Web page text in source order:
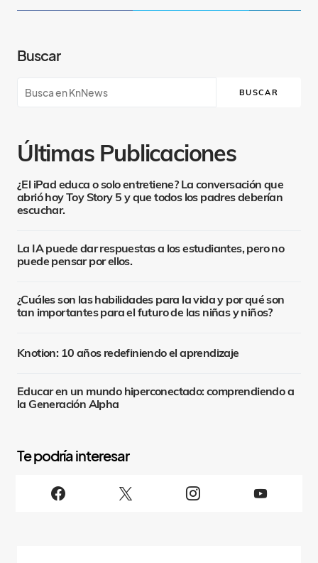
Buscar
BUSCAR
Últimas Publicaciones
¿El iPad educa o solo entretiene? La conversación que
abrió hoy Toy Story 5 y que todos los padres deberían
escuchar.
La IA puede dar respuestas a los estudiantes, pero no
puede pensar por ellos.
¿Cuáles son las habilidades para la vida y por qué son
tan importantes para el futuro de las niñas y niños?
Knotion: 10 años redefiniendo el aprendizaje
Educar en un mundo hiperconectado: comprendiendo a
la Generación Alpha
S